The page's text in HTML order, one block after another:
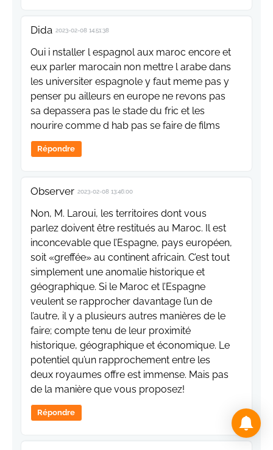
Dida 2023-02-08 14:51:38
Oui i nstaller l espagnol aux maroc encore et
eux parler marocain non mettre l arabe dans
les universiter espagnole y faut meme pas y
penser pu ailleurs en europe ne revons pas
sa depassera pas le stade du fric et les
nourire comme d hab pas se faire de films
Répondre
Observer 2023-02-08 13:46:00
Non, M. Laroui, les territoires dont vous
parlez doivent être restitués au Maroc. Il est
inconcevable que l’Espagne, pays européen,
soit «greffée» au continent africain. C’est tout
simplement une anomalie historique et
géographique. Si le Maroc et l’Espagne
veulent se rapprocher davantage l’un de
l’autre, il y a plusieurs autres manières de le
faire; compte tenu de leur proximité
historique, géographique et économique. Le
potentiel qu’un rapprochement entre les
deux royaumes offre est immense. Mais pas
de la manière que vous proposez!
Répondre